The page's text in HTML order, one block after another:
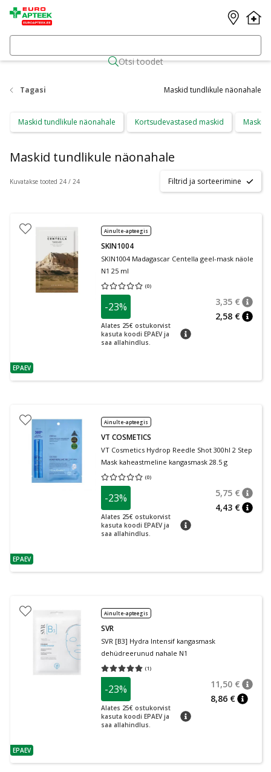
Otsi toodet
Tagasi Maskid tundlikule näonahale
Maskid tundlikule näonahale Kortsudevastased maskid Maskid
Maskid tundlikule näonahale
Kuvatakse tooted 24 / 24 Filtrid ja sorteerimine
nõuanne
EPAEV
Ainult e-apteegis
SKIN1004
SKIN1004 Madagascar Centella geel-mask näole
N1 25 ml
(0)
Keskmine hinnang 0.00
-23%
Alates 25€ ostukorvist
kasuta koodi EPAEV ja
saa allahindlus.
nõuanne
3,35 €
2,58 €
nõuanne
EPAEV
Ainult e-apteegis
VT COSMETICS
VT Cosmetics Hydrop Reedle Shot 300hl 2 Step
Mask kaheastmeline kangasmask 28.5 g
(0)
Keskmine hinnang 0.00
-23%
Alates 25€ ostukorvist
kasuta koodi EPAEV ja
saa allahindlus.
nõuanne
5,75 €
4,43 €
nõuanne
EPAEV
Ainult e-apteegis
SVR
SVR [B3] Hydra Intensif kangasmask
dehüdreerunud nahale N1
(1)
Keskmine hinnang 5.00
-23%
Alates 25€ ostukorvist
kasuta koodi EPAEV ja
saa allahindlus.
nõuanne
11,50 €
8,86 €